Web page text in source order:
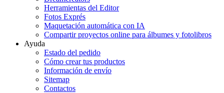
Herramientas del Editor
Fotos Exprés
Maquetación automática con IA
Compartir proyectos online para álbumes y fotolibros
Ayuda
Estado del pedido
Cómo crear tus productos
Información de envío
Sitemap
Contactos